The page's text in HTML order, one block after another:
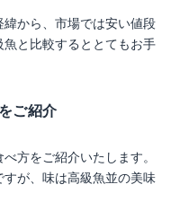
から、市場では安い値段
と比較するととてもお手
ご紹介
方をご紹介いたします。
が、味は高級魚並の美味